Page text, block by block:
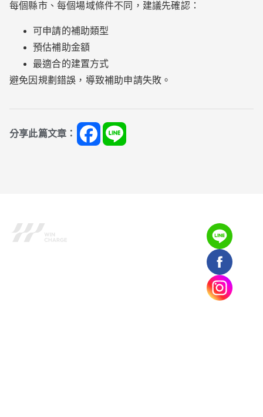
每個縣市、每個場域條件不同，建議先確認：
可申請的補助類型
預估補助金額
最適合的建置方式
避免因規劃錯誤，導致補助申請失敗。
分享此篇文章：